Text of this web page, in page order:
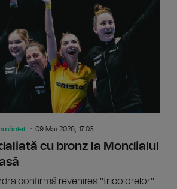
09 Mai 2026, 17:03
cu bronz la Mondialul
confirmă revenirea "tricolorelor"